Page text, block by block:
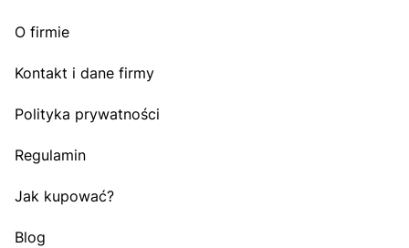
O firmie
Kontakt i dane firmy
Polityka prywatności
Regulamin
Jak kupować?
Blog